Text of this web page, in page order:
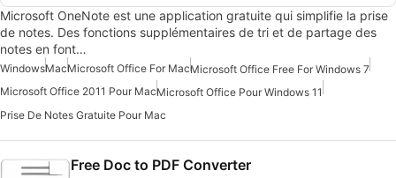
Microsoft OneNote est une application gratuite qui simplifie la prise
de notes. Des fonctions supplémentaires de tri et de partage des
notes en font…
WindowsMacMicrosoft Office For MacMicrosoft Office Free For Windows 7
Microsoft Office 2011 Pour MacMicrosoft Office Pour Windows 11
Prise De Notes Gratuite Pour Mac
Free Doc to PDF Converter